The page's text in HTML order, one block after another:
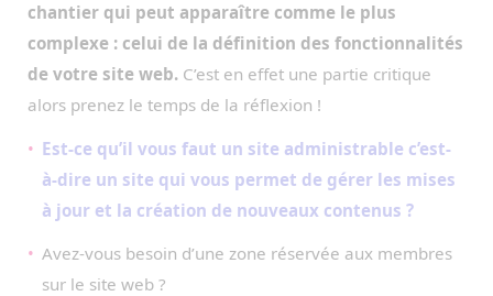
chantier qui peut apparaître comme le plus
complexe : celui de la définition des fonctionnalités
de votre site web. C’est en effet une partie critique
alors prenez le temps de la réflexion !
Est-ce qu’il vous faut un site administrable c’est-
à-dire un site qui vous permet de gérer les mises
à jour et la création de nouveaux contenus ?
Avez-vous besoin d’une zone réservée aux membres
sur le site web ?